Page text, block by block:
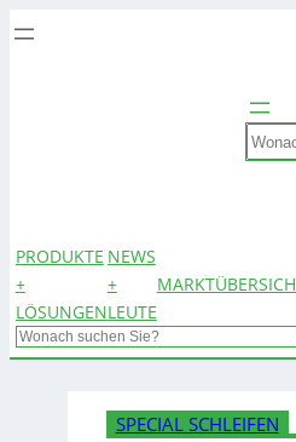
Search
PRODUKTE
+
LÖSUNGEN
NEWS
+
LEUTE
Search
SPECIAL SCHLEIFEN